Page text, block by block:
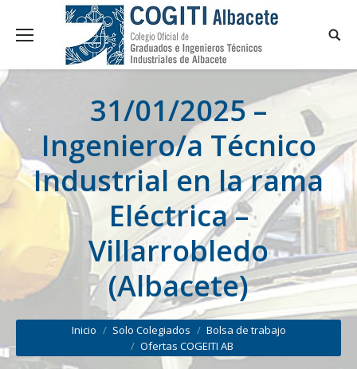
31/01/2025 –
Ingeniero/a Técnico
Industrial en la rama
Eléctrica –
Villarrobledo
(Albacete)
You are here:
Inicio Solo Colegiados
Bolsa de trabajo
Ofertas COGEITI AB